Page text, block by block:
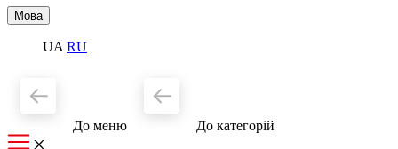
Мова
UA RU
До меню До категорiй